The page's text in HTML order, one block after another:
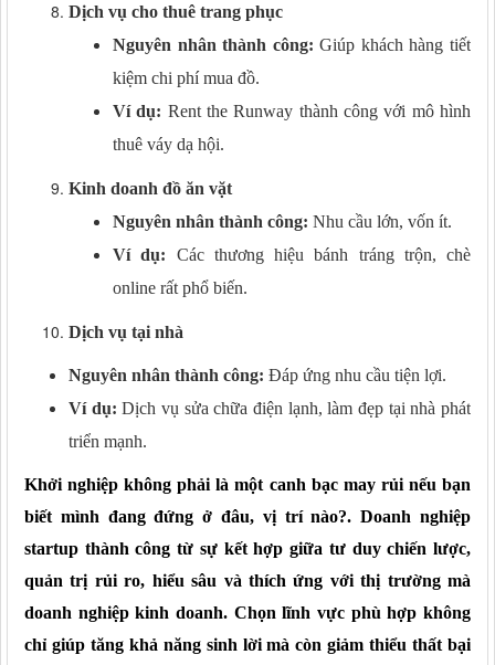
Dịch vụ cho thuê trang phục
Nguyên nhân thành công: Giúp khách hàng tiết
kiệm chi phí mua đồ.
Ví dụ: Rent the Runway thành công với mô hình
thuê váy dạ hội.
Kinh doanh đồ ăn vặt
Nguyên nhân thành công: Nhu cầu lớn, vốn ít.
Ví dụ: Các thương hiệu bánh tráng trộn, chè
online rất phổ biến.
Dịch vụ tại nhà
Nguyên nhân thành công: Đáp ứng nhu cầu tiện lợi.
Ví dụ: Dịch vụ sửa chữa điện lạnh, làm đẹp tại nhà phát
triển mạnh.
Khởi nghiệp không phải là một canh bạc may rủi nếu bạn
biết mình đang đứng ở đâu, vị trí nào?. Doanh nghiệp
startup thành công từ sự kết hợp giữa tư duy chiến lược,
quản trị rủi ro, hiểu sâu và thích ứng vớithị trườngmà
doanh nghiệp kinh doanh. Chọn lĩnh vực phù hợp không
chỉ giúp tăng khả năng sinh lời mà còn giảm thiểu thất bại